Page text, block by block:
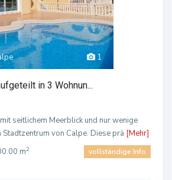
1
in 3 Wohnun...
seitlichem Meerblick und nur wenige
Stadtzentrum von Calpe. Diese prä [Mehr]
m2 vollständige Info